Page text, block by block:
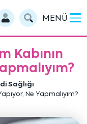
MENÜ
Kabının
Sağlığı
Ne Yapmalıyım?